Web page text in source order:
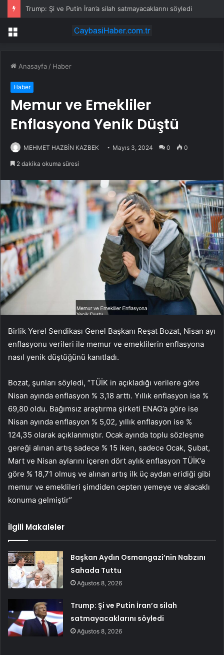
Trump: Şi ve Putin İran’a silah satmayacaklarını söyledi
Menü
Anasayfa / Haber
Haber
Memur ve Emekliler
Enflasyona Yenik Düştü
MEHMET HAZBİN KAZBEK Mayıs 3, 2024 0 0
2 dakika okuma süresi
Birlik Yerel Sendikası Genel Başkanı Reşat Bozat, Nisan ayı
enflasyonu verileri ile memur ve emeklilerin enflasyona
nasıl yenik düştüğünü kanıtladı.
Bozat, şunları söyledi, “TÜİK in açıkladığı verilere göre
Nisan ayında enflasyon % 3,18 arttı. Yıllık enflasyon ise %
69,80 oldu. Bağımsız araştırma şirketi ENAG’a göre ise
Nisan ayında enflasyon % 5,02, yıllık enflasyon ise %
124,35 olarak açıklanmıştır. Ocak ayında toplu sözleşme
gereği alınan artış sadece % 15 iken, sadece Ocak, Şubat,
Mart ve Nisan aylarını içeren dört aylık enflasyon TÜİK’e
göre % 18,71 olmuş ve alınan artış ilk üç aydan eridiği gibi
memur ve emeklileri şimdiden cepten yemeye ve alacaklı
konuma gelmiştir”
İlgili Makaleler
Başkan Aydın Osmangazi’nin Nabzını
Sahada Tuttu
Ağustos 8, 2026
Trump: Şi ve Putin İran’a silah
satmayacaklarını söyledi
Ağustos 8, 2026